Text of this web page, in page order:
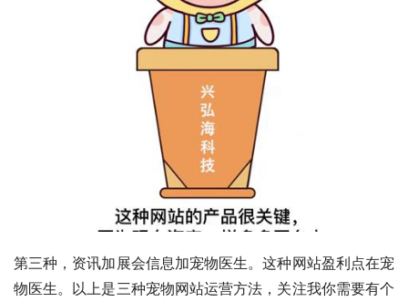
第三种，资讯加展会信息加宠物医生。这种网站盈利点在宠
物医生。以上是三种宠物网站运营方法，关注我你需要有个